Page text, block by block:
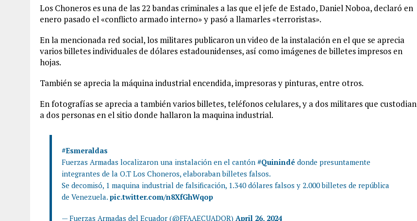
Los Choneros es una de las 22 bandas criminales a las que el jefe de Estado, Daniel Noboa, declaró en
enero pasado el «conflicto armado interno» y pasó a llamarles «terroristas».
En la mencionada red social, los militares publicaron un video de la instalación en el que se aprecia
varios billetes individuales de dólares estadounidenses, así como imágenes de billetes impresos en
hojas.
También se aprecia la máquina industrial encendida, impresoras y pinturas, entre otros.
En fotografías se aprecia a también varios billetes, teléfonos celulares, y a dos militares que custodian
a dos personas en el sitio donde hallaron la maquina industrial.
#Esmeraldas
Fuerzas Armadas localizaron una instalación en el cantón #Quinindé donde presuntamente
integrantes de la O.T Los Choneros, elaboraban billetes falsos.
Se decomisó, 1 maquina industrial de falsificación, 1.340 dólares falsos y 2.000 billetes de república
de Venezuela. pic.twitter.com/n8XfGhWqop
— Fuerzas Armadas del Ecuador (@FFAAECUADOR) April 26, 2024